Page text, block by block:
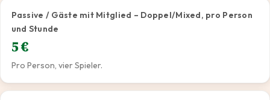
Passive / Gäste mit Mitglied – Doppel/Mixed, pro Person
und Stunde
5 €
Pro Person, vier Spieler.